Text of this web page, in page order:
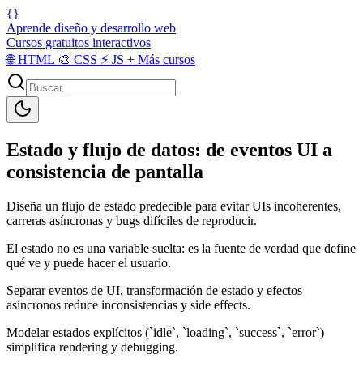
{}
Aprende diseño y desarrollo web
Cursos gratuitos interactivos
🌐HTML 🎨 CSS ⚡ JS + Más cursos
Estado y flujo de datos: de eventos UI a
consistencia de pantalla
Diseña un flujo de estado predecible para evitar UIs incoherentes,
carreras asíncronas y bugs difíciles de reproducir.
El estado no es una variable suelta: es la fuente de verdad que define
qué ve y puede hacer el usuario.
Separar eventos de UI, transformación de estado y efectos
asíncronos reduce inconsistencias y side effects.
Modelar estados explícitos (`idle`, `loading`, `success`, `error`)
simplifica rendering y debugging.